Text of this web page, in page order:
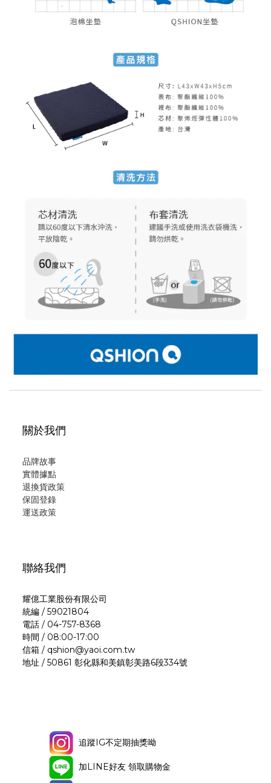
關於我們
品牌故事
實體據點
退換貨政策
保固登錄
運送政策
聯絡我們
耀億工業股份有限公司
統編 / 59021804
電話 / 04-757-8368
時間 / 08:00-17:00
信箱 / qshion@yaoi.com.tw
地址 / 50861 彰化縣和美鎮彰美路6段334號
追蹤IG不定期抽獎呦
加LINE好友 領取購物金